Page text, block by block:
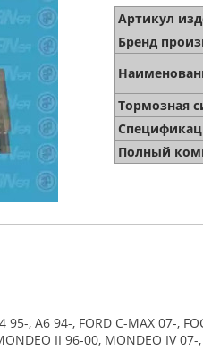
Артикул
Бренд
Тормозная
Полный
, A6 94-, FORD C-MAX 07-,
II 96-00, MONDEO IV 07-